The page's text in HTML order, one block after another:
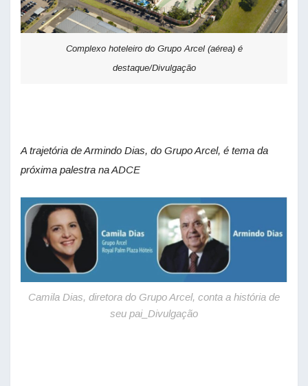
Complexo hoteleiro do Grupo Arcel (aérea) é
destaque/Divulgação
A trajetória de Armindo Dias, do Grupo Arcel, é tema da
próxima palestra na ADCE
Camila Dias, diretora do Grupo Arcel, conta a história de
seu pai_Divulgação